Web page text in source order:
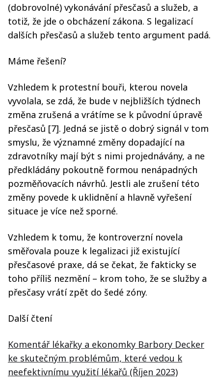
(dobrovolné) vykonávání přesčasů a služeb, a
totiž, že jde o obcházení zákona. S legalizací
dalších přesčasů a služeb tento argument padá.
Máme řešení?
Vzhledem k protestní bouři, kterou novela
vyvolala, se zdá, že bude v nejbližších týdnech
změna zrušená a vrátíme se k původní úpravě
přesčasů [7]. Jedná se jistě o dobrý signál v tom
smyslu, že významné změny dopadající na
zdravotníky mají být s nimi projednávány, a ne
předkládány pokoutně formou nenápadných
pozměňovacích návrhů. Jestli ale zrušení této
změny povede k uklidnění a hlavně vyřešení
situace je více než sporné.
Vzhledem k tomu, že kontroverzní novela
směřovala pouze k legalizaci již existující
přesčasové praxe, dá se čekat, že fakticky se
toho příliš nezmění – krom toho, že se služby a
přesčasy vrátí zpět do šedé zóny.
Další čtení
Komentář lékařky a ekonomky Barbory Decker
ke skutečným problémům, které vedou k
neefektivnímu využití lékařů (Říjen 2023)